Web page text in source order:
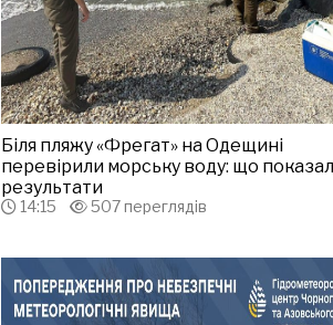
Біля пляжу «Фрегат» на Одещині
перевірили морську воду: що
результати
14:15 507 переглядів